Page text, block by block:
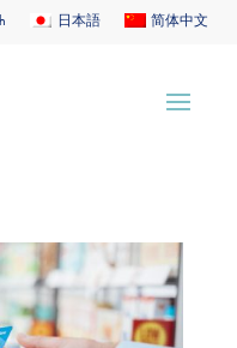
日本語 简体中文